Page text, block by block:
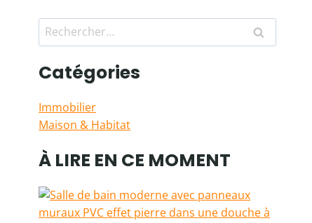
Rechercher :
Catégories
Immobilier
Maison & Habitat
À LIRE EN CE MOMENT